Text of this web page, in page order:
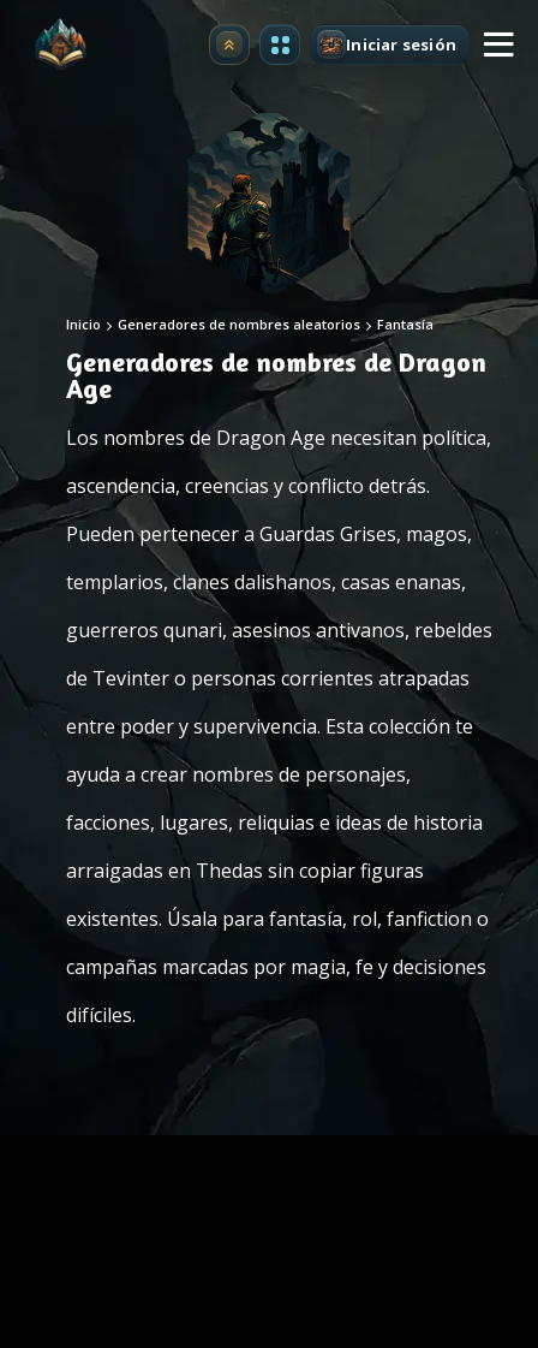
Mejorar Iniciar sesión
Inicio Generadores de nombres aleatorios Fantasía
Generadores de nombres de Dragon
Age
Los nombres de Dragon Age necesitan política,
ascendencia, creencias y conflicto detrás.
Pueden pertenecer a Guardas Grises, magos,
templarios, clanes dalishanos, casas enanas,
guerreros qunari, asesinos antivanos, rebeldes
de Tevinter o personas corrientes atrapadas
entre poder y supervivencia. Esta colección te
ayuda a crear nombres de personajes,
facciones, lugares, reliquias e ideas de historia
arraigadas en Thedas sin copiar figuras
existentes. Úsala para fantasía, rol, fanfiction o
campañas marcadas por magia, fe y decisiones
difíciles.